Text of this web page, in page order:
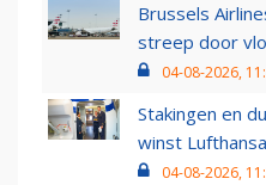
Brussels
streep door
04-08-2026,
Stakingen en
winst
04-08-2026,